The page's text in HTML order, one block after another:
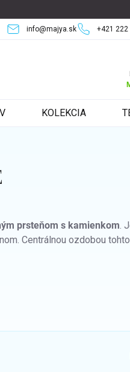
+421 222
info@majya.sk
KOLEKCIA
prsteňom s kamienkom.
Centrálnou ozdobou